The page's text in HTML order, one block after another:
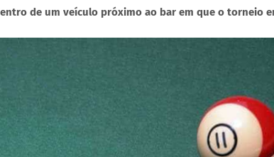
de um veículo próximo ao bar em que o torneio